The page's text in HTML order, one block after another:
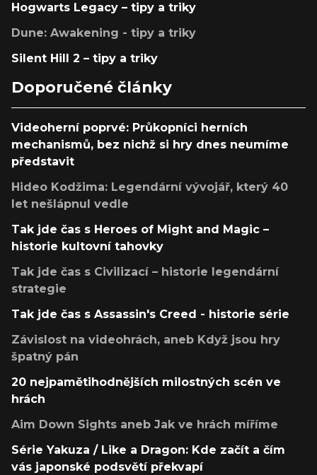
Hogwarts Legacy – tipy a triky
Dune: Awakening - tipy a triky
Silent Hill 2 – tipy a triky
Doporučené články
Videoherní poprvé: Průkopníci herních
mechanismů, bez nichž si hry dnes neumíme
představit
Hideo Kodžima: Legendární vývojář, který 40
let nešlápnul vedle
Tak jde čas s Heroes of Might and Magic –
historie kultovní tahovky
Tak jde čas s Civilizací – historie legendární
strategie
Tak jde čas s Assassin's Creed - historie série
Závislost na videohrách, aneb Když jsou hry
špatný pán
20 nejpamětihodnějších milostných scén ve
hrách
Aim Down Sights aneb Jak ve hrách míříme
Série Yakuza / Like a Dragon: Kde začít a čím
vás japonské podsvětí překvapí